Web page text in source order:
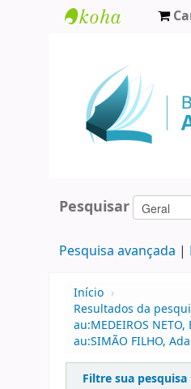
Agamenon
Magalhães
Pesquisar
Pesquisa avançada
Início ›
Resultados da
au:MEDEIROS
au:SIMÃO FILHO,
Filtre sua pesquisa